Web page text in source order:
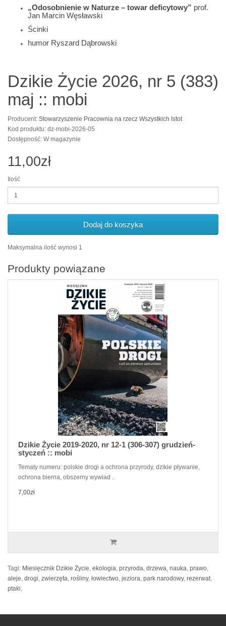
„Odosobnienie w Naturze – towar deficytowy” prof.
Jan Marcin Węsławski
Ścinki
humor Ryszard Dąbrowski
Dzikie Życie 2026, nr 5 (383)
maj :: mobi
Producent: Stowarzyszenie Pracownia na rzecz Wszystkich Istot
Kod produktu: dz-mobi-2026-05
Dostępność: W magazynie
11,00zł
Ilość
Dodaj do koszyka
Maksymalna ilość wynosi 1
Produkty powiązane
Dzikie Życie 2019-2020, nr 12-1 (306-307) grudzień-
styczeń :: mobi
Tematy numeru: polskie drogi a ochrona przyrody, dzikie pływanie,
ochrona bierna, obszerny wywiad ..
7,00zł
Tagi: Miesięcznik Dzikie Życie, ekologia, przyroda, drzewa, nauka, prawo,
aleje, drogi, zwierzęta, rośliny, łowiectwo, jeziora, park narodowy, rezerwat,
ptaki,